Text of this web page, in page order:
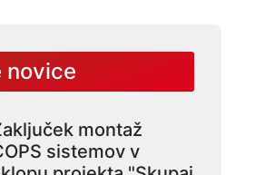
novice
montaž
sistemov v